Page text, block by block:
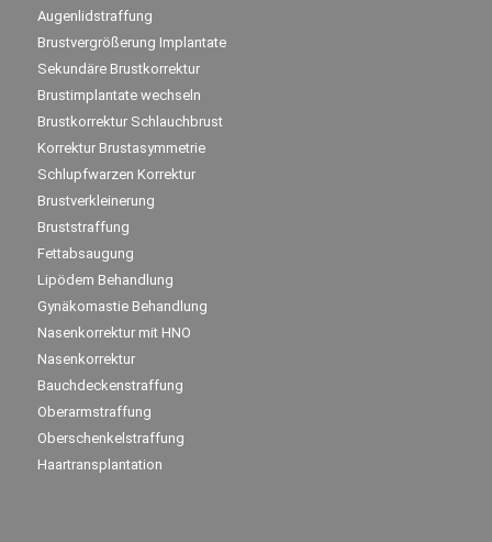
Augenlidstraffung
Brustvergrößerung Implantate
Sekundäre Brustkorrektur
Brustimplantate wechseln
Brustkorrektur Schlauchbrust
Korrektur Brustasymmetrie
Schlupfwarzen Korrektur
Brustverkleinerung
Bruststraffung
Fettabsaugung
Lipödem Behandlung
Gynäkomastie Behandlung
Nasenkorrektur mit HNO
Nasenkorrektur
Bauchdeckenstraffung
Oberarmstraffung
Oberschenkelstraffung
Haartransplantation